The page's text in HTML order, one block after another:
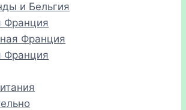
и Бельгия
Франция
Франция
Франция